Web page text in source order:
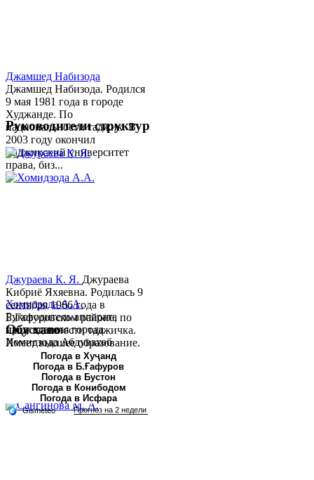
Джамшед Набизода
Джамшед Набизода. Родился
9 мая 1981 года в городе
Худжанде. По
национальности таджик. В
2003 году окончил
Таджикский университет
права, биз...
Хомидзода А.А.
Руководитель аппарата
председателя города
Хомидзода Абдувахоб
Абдумаджид родился 8
июня 1978 года в городе
Худжанде. По
национальности...
Руководители структур
Джураева К. Я. Джураева
Кибриё Яхяевна. Родилась 9
сентября 1966 года в
Б.Гафуровском районе, по
национальности таджичка.
Имеет высшее образование.
В 1997 ...
Обу хаво
Погода в Хуҷанд
Погода в Б.Ғафуров
Погода в Бустон
Погода в Конибодом
Погода в Исфара